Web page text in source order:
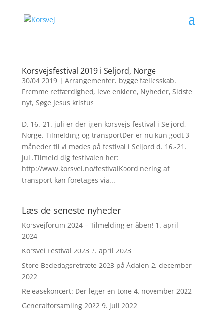
Korsvejsfestival 2019 i Seljord, Norge
30/04 2019| Arrangementer, bygge fællesskab,
Fremme retfærdighed, leve enklere, Nyheder, Sidste
nyt, Søge Jesus kristus
D. 16.-21. juli er der igen korsvejs festival i Seljord,
Norge. Tilmelding og transportDer er nu kun godt 3
måneder til vi mødes på festival i Seljord d. 16.-21.
juli.Tilmeld dig festivalen her:
http://www.korsvei.no/festivalKoordinering af
transport kan foretages via...
Læs de seneste nyheder
Korsvejforum 2024 – Tilmelding er åben! 1. april
2024
Korsvei Festival 2023 7. april 2023
Store Bededagsretræte 2023 på Ådalen 2. december
2022
Releasekoncert: Der leger en tone 4. november 2022
Generalforsamling 2022 9. juli 2022